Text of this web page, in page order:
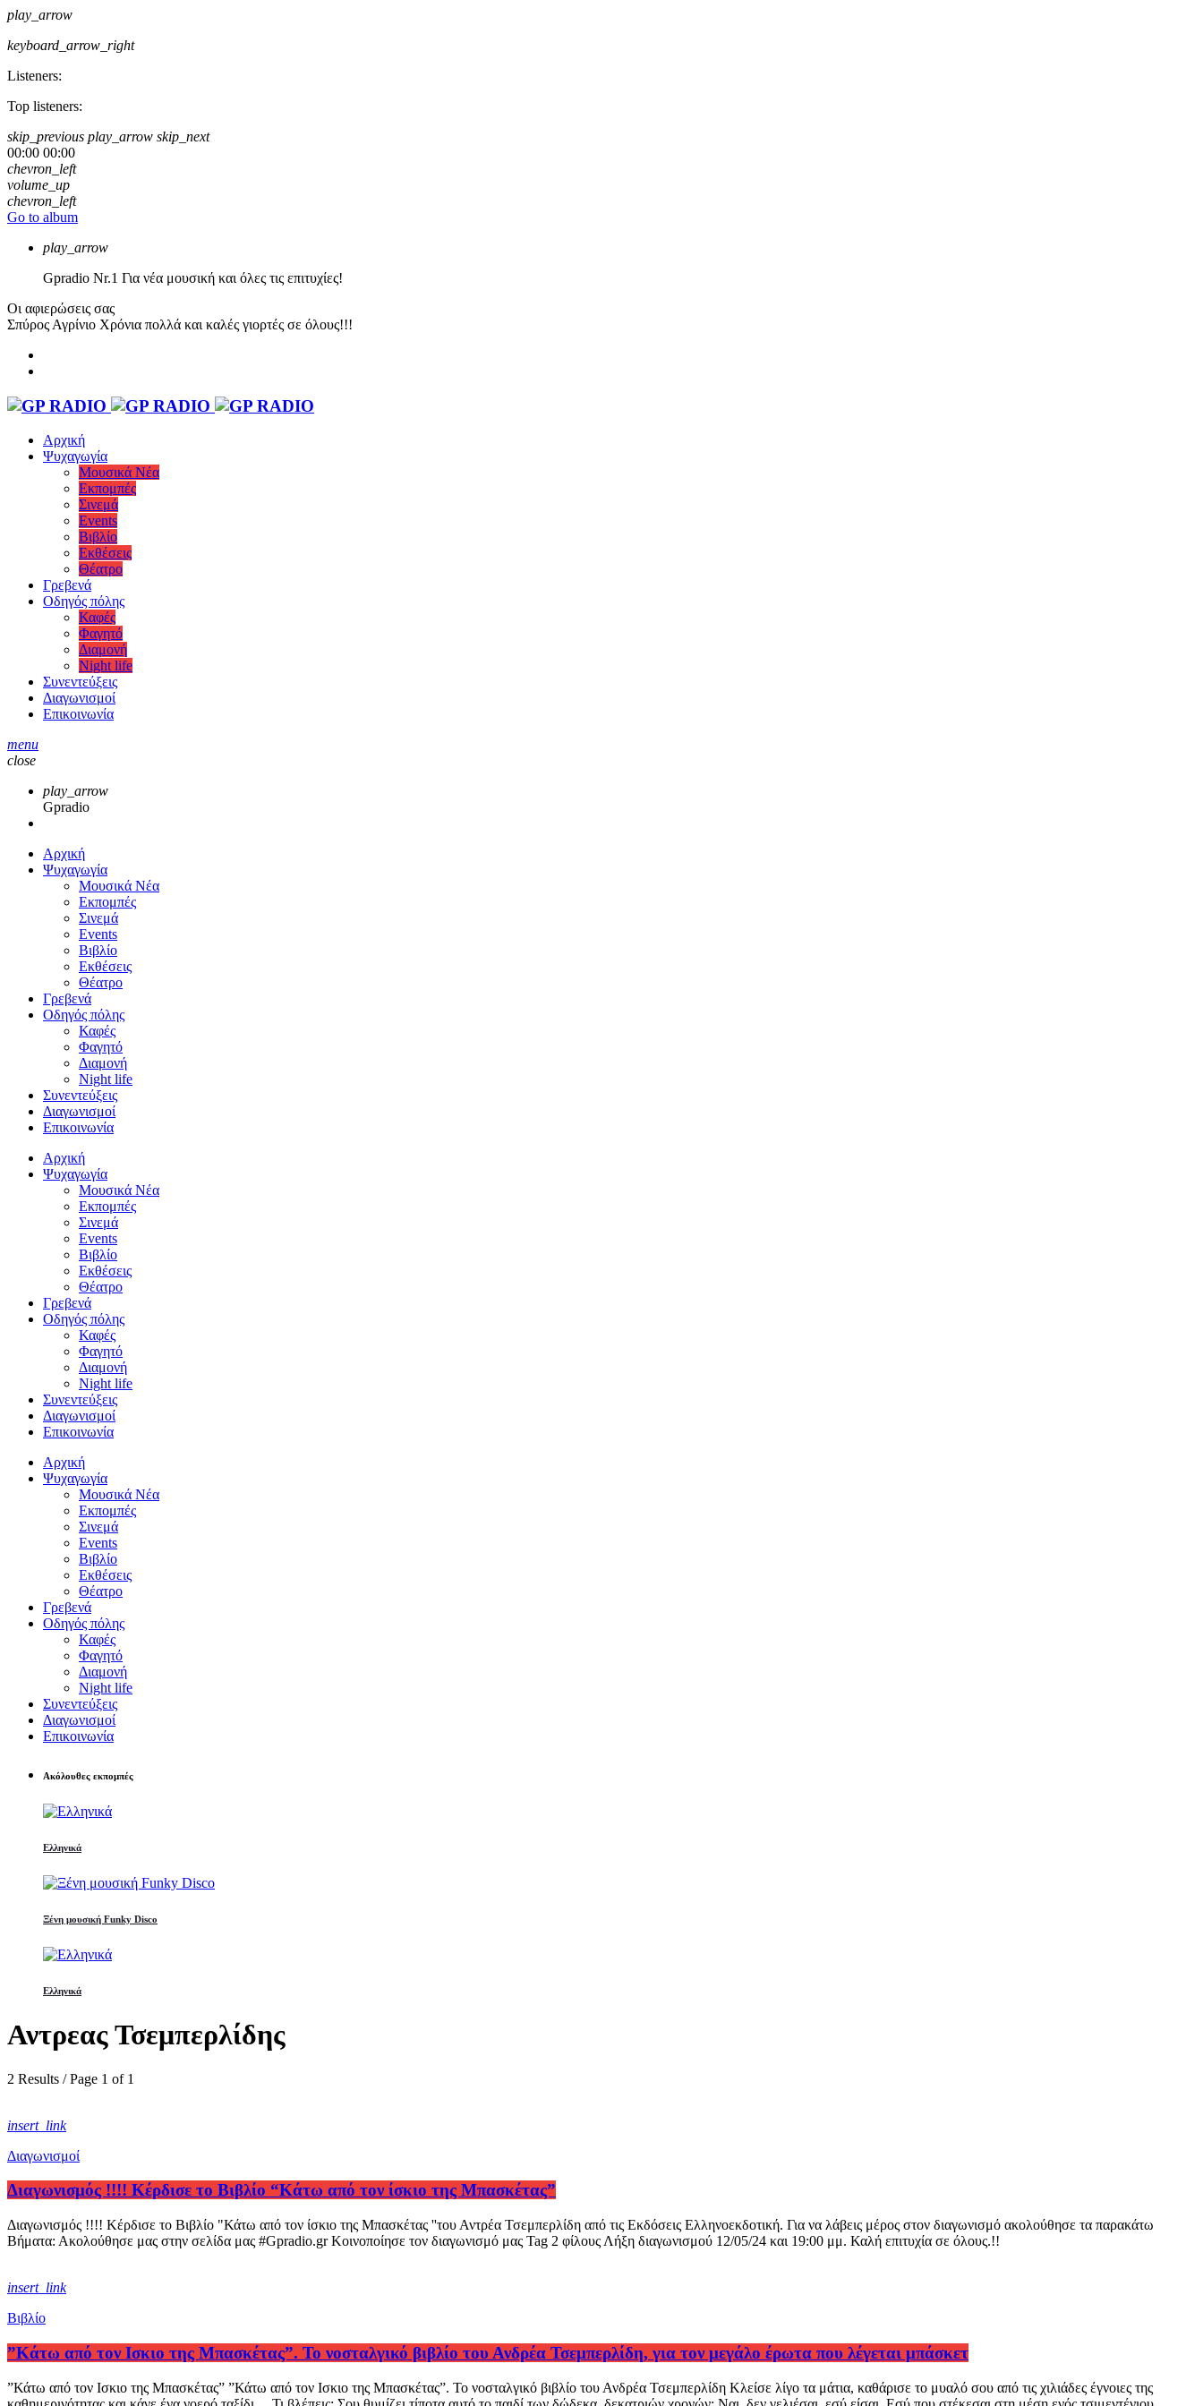
play_arrow
keyboard_arrow_right
Listeners:
Top listeners:
skip_previous play_arrow skip_next
00:00 00:00
chevron_left
volume_up
chevron_left
Go to album
play_arrow
Gpradio Nr.1 Για νέα μουσική και όλες τις επιτυχίες!
Οι αφιερώσεις σας
Σπύρος Αγρίνιο Χρόνια πολλά και καλές γιορτές σε όλους!!!
Αρχική
Ψυχαγωγία
Μουσικά Νέα
Εκπομπές
Σινεμά
Events
Βιβλίο
Εκθέσεις
Θέατρο
Γρεβενά
Οδηγός πόλης
Καφές
Φαγητό
Διαμονή
Night life
Συνεντεύξεις
Διαγωνισμοί
Επικοινωνία
menu
close
play_arrow
Gpradio
Αρχική
Ψυχαγωγία
Μουσικά Νέα
Εκπομπές
Σινεμά
Events
Βιβλίο
Εκθέσεις
Θέατρο
Γρεβενά
Οδηγός πόλης
Καφές
Φαγητό
Διαμονή
Night life
Συνεντεύξεις
Διαγωνισμοί
Επικοινωνία
Αρχική
Ψυχαγωγία
Μουσικά Νέα
Εκπομπές
Σινεμά
Events
Βιβλίο
Εκθέσεις
Θέατρο
Γρεβενά
Οδηγός πόλης
Καφές
Φαγητό
Διαμονή
Night life
Συνεντεύξεις
Διαγωνισμοί
Επικοινωνία
Αρχική
Ψυχαγωγία
Μουσικά Νέα
Εκπομπές
Σινεμά
Events
Βιβλίο
Εκθέσεις
Θέατρο
Γρεβενά
Οδηγός πόλης
Καφές
Φαγητό
Διαμονή
Night life
Συνεντεύξεις
Διαγωνισμοί
Επικοινωνία
Ακόλουθες εκπομπές
Ελληνικά
Ξένη μουσική Funky Disco
Ελληνικά
Αντρεας Τσεμπερλίδης
2 Results / Page 1 of 1
insert_link
Διαγωνισμοί
Διαγωνισμός !!!! Κέρδισε το Βιβλίο “Κάτω από τον ίσκιο της Μπασκέτας”
Διαγωνισμός !!!! Κέρδισε το Βιβλίο "Κάτω από τον ίσκιο της Μπασκέτας ''του Αντρέα Τσεμπερλίδη από τις Εκδόσεις Ελληνοεκδοτική. Για να λάβεις μέρος στον διαγωνισμό ακολούθησε τα παρακάτω
Βήματα: Ακολούθησε μας στην σελίδα μας #Gpradio.gr Κοινοποίησε τον διαγωνισμό μας Tag 2 φίλους Λήξη διαγωνισμού 12/05/24 και 19:00 μμ. Καλή επιτυχία σε όλους.!!
insert_link
Βιβλίο
”Κάτω από τον Ισκιο της Μπασκέτας”. Το νοσταλγικό βιβλίο του Ανδρέα Τσεμπερλίδη, για τον μεγάλο έρωτα που λέγεται μπάσκετ
”Κάτω από τον Ισκιο της Μπασκέτας” ”Κάτω από τον Ισκιο της Μπασκέτας”. Το νοσταλγικό βιβλίο του Ανδρέα Τσεμπερλίδη Κλείσε λίγο τα μάτια, καθάρισε το μυαλό σου από τις χιλιάδες έγνοιες της